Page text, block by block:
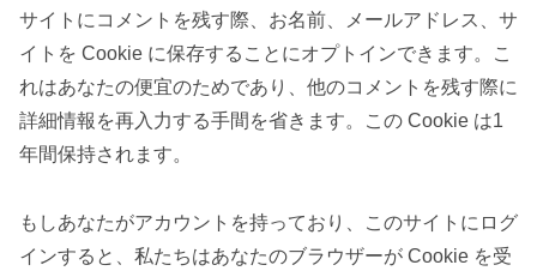
サイトにコメントを残す際、お名前、メールアドレス、サ
イトを Cookie に保存することにオプトインできます。こ
れはあなたの便宜のためであり、他のコメントを残す際に
詳細情報を再入力する手間を省きます。この Cookie は1
年間保持されます。
もしあなたがアカウントを持っており、このサイトにログ
インすると、私たちはあなたのブラウザーが Cookie を受